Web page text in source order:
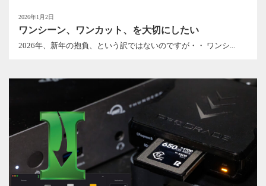
2026年1月2日
ワンシーン、ワンカット、を大切にしたい
2026年、新年の抱負、という訳ではないのですが・・ ワンシ...